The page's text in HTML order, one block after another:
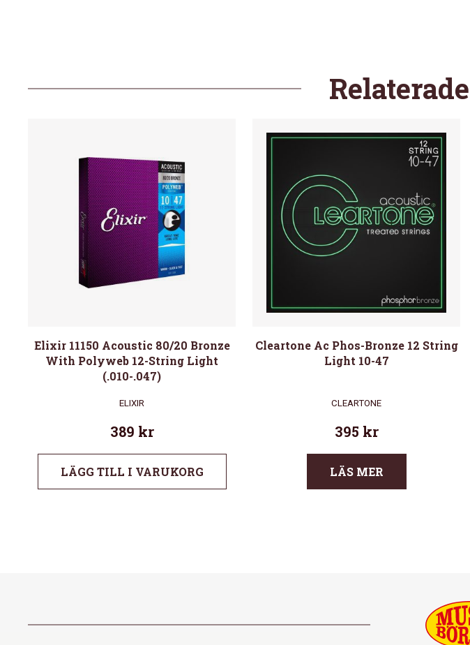
Elixir 11150 Acoustic 80/20 Bronze
With Polyweb 12-String Light
(.010-.047)
ELIXIR
389 kr
LÄGG TILL I VARUKORG
Cleartone Ac Phos-Bronze 12 String
Light 10-47
CLEARTONE
395 kr
LÄS MER